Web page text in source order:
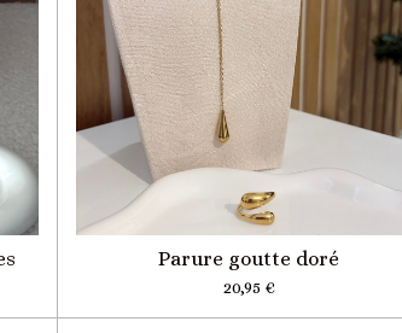
Parure goutte doré
20,95 €